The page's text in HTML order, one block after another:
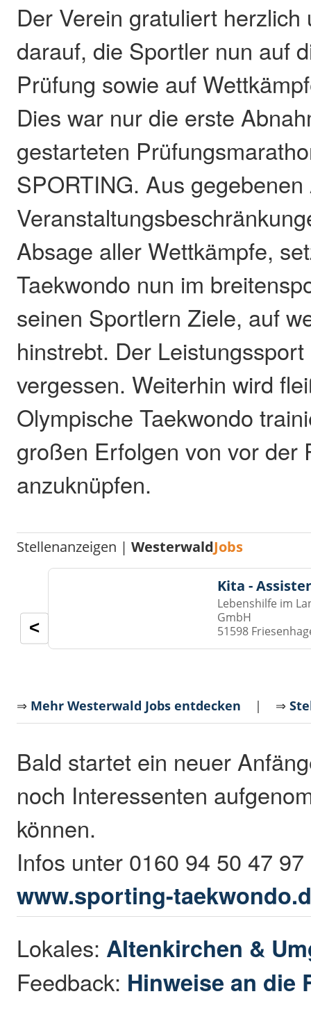
Der Verein gratuliert herzlich
darauf, die Sportler nun auf
Prüfung sowie auf
Dies war nur die erste
gestarteten
SPORTING. Aus
Absage aller Wettkämpfe,
Taekwondo nun im
seinen Sportlern Ziele, auf
hinstrebt. Der
vergessen. Weiterhin wird
Olympische Taekwondo
großen Erfolgen von vor der
anzuknüpfen.
Stellenanzeigen |WesterwaldJobs
Kita -
Lebenshilfe im
GmbH
51598
<
⇒ Mehr Westerwald Jobs entdecken | ⇒
Bald startet ein neuer
noch Interessenten
können.
Infos unter 0160 94 50 47
www.sporting-
Lokales: Altenkirchen &
Feedback: Hinweise an die